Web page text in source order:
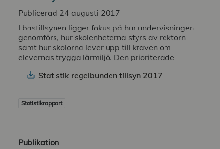
Publicerad 24 augusti 2017
I bastillsynen ligger fokus på hur undervisningen
genomförs, hur skolenheterna styrs av rektorn
samt hur skolorna lever upp till kraven om
elevernas trygga lärmiljö. Den prioriterade
Statistik regelbunden tillsyn 2017
Statistikrapport
Publikation